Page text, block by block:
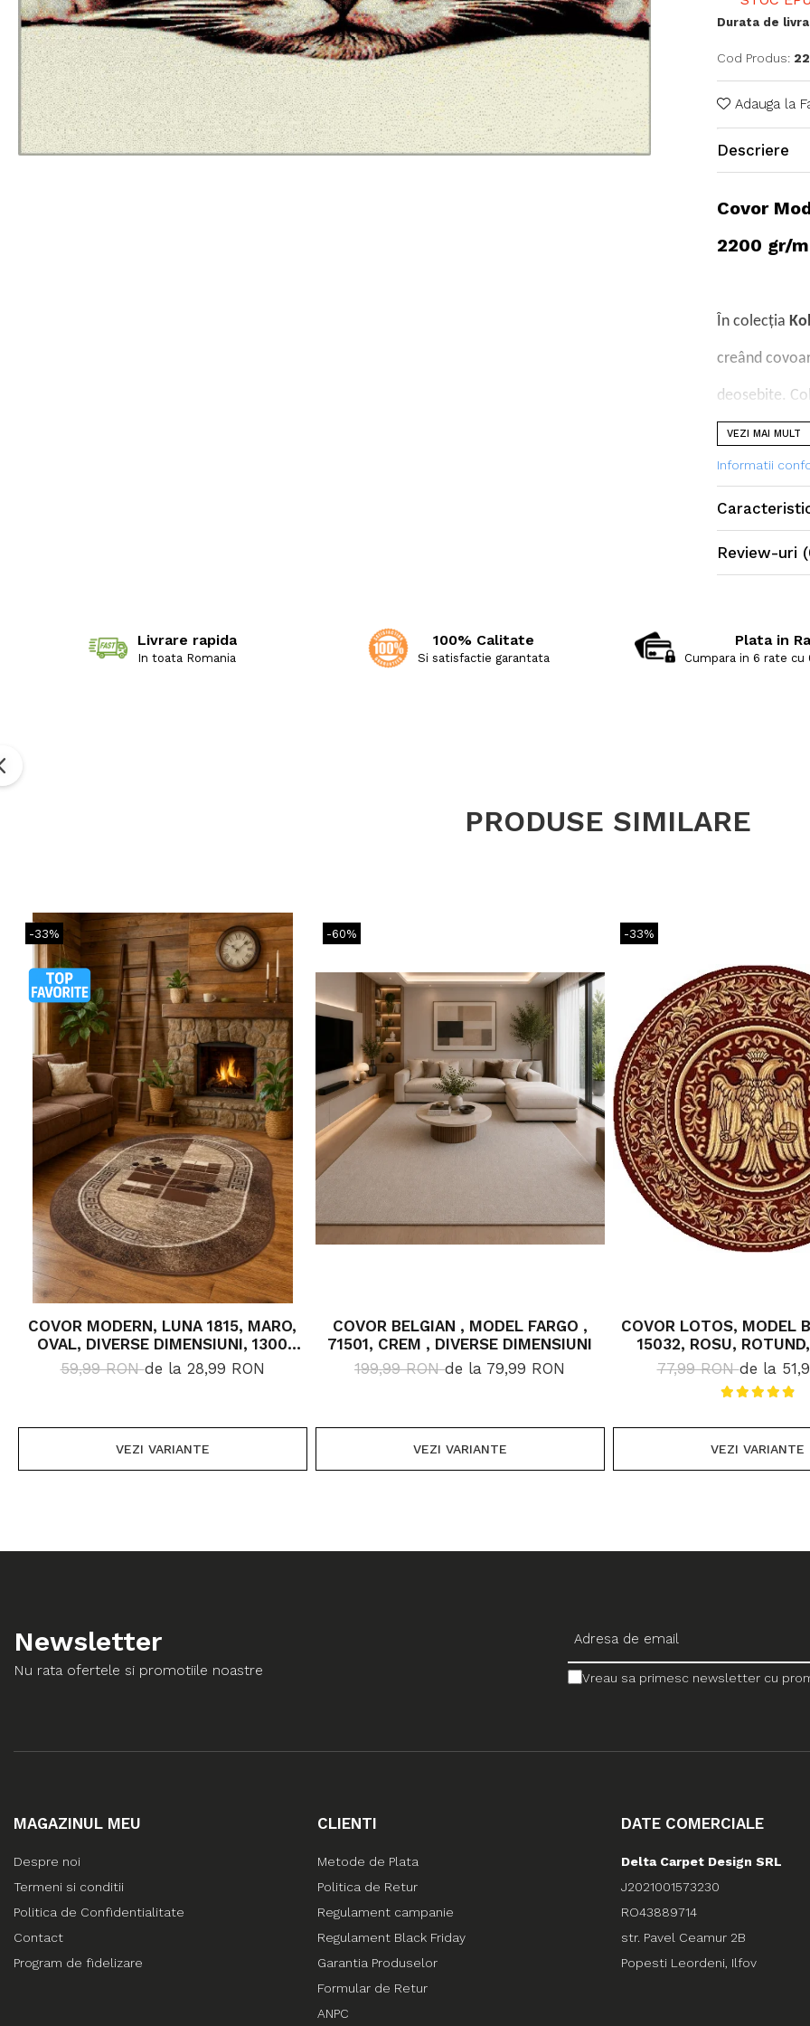
Durata de
Cod Produs:
Adauga la
Descriere
Covor
2200 gr/
În colecția
creând
deosebite.
răsucite
o textură și
VEZI MAI MULT
Informatii
Review-uri
Livrare rapida
In toata Romania
100% Calitate
Si satisfactie garantata
Plata in
Cumpara in 6 rate cu
PRODUSE SIMILARE
-33%
COVOR MODERN, LUNA 1815, MARO,
OVAL, DIVERSE DIMENSIUNI, 1300
GR/MP
59,99 RONde la 28,99 RON
VEZI VARIANTE
-60%
COVOR BELGIAN , MODEL FARGO ,
71501, CREM , DIVERSE DIMENSIUNI
199,99 RONde la 79,99 RON
VEZI VARIANTE
-33%
COVOR LOTOS, MODEL
15032, ROSU,
DIMENSIUNI, 1800
77,99 RONde la
VEZI VARIANTE
Newsletter
Nu rata ofertele si promotiile noastre Vreau sa primesc newsletter cu
MAGAZINUL MEU
Despre noi
Termeni si conditii
Politica de Confidentialitate
Contact
Program de fidelizare
CLIENTI
Metode de Plata
Politica de Retur
Regulament campanie
Regulament Black Friday
Garantia Produselor
Formular de Retur
ANPC
DATE COMERCIALE
Delta Carpet Design SRL
J2021001573230
RO43889714
str. Pavel Ceamur 2B
Popesti Leordeni, Ilfov